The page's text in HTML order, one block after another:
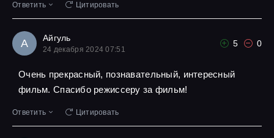
Ответить Цитировать
А Айгуль
24 декабря 2024 07:51
5 0
Очень прекрасный, познавательный, интересный
фильм. Спасибо режиссеру за фильм!
Ответить Цитировать